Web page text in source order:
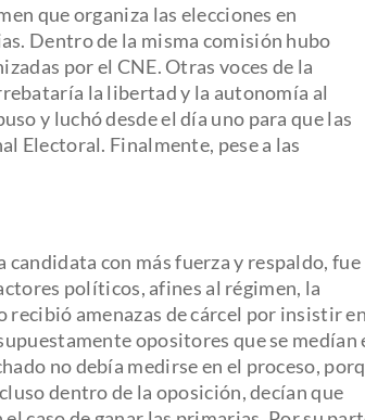
que organiza las elecciones en
Dentro de la misma comisión hubo
por el CNE. Otras voces de la
la libertad y la autonomía al
y luchó desde el día uno para que las
Electoral. Finalmente, pese a las
con más fuerza y respaldo, fue
políticos, afines al régimen, la
amenazas de cárcel por insistir en
opositores que se medían
no debía medirse en el proceso,
dentro de la oposición, decían que